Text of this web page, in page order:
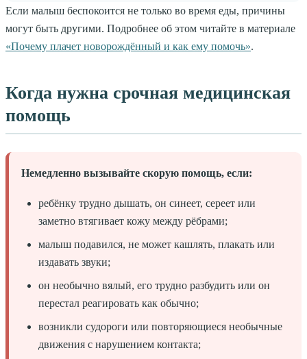
Если малыш беспокоится не только во время еды, причины
могут быть другими. Подробнее об этом читайте в материале
«Почему плачет новорождённый и как ему помочь».
Когда нужна срочная медицинская
помощь
Немедленно вызывайте скорую помощь, если:
ребёнку трудно дышать, он синеет, сереет или
заметно втягивает кожу между рёбрами;
малыш подавился, не может кашлять, плакать или
издавать звуки;
он необычно вялый, его трудно разбудить или он
перестал реагировать как обычно;
возникли судороги или повторяющиеся необычные
движения с нарушением контакта;